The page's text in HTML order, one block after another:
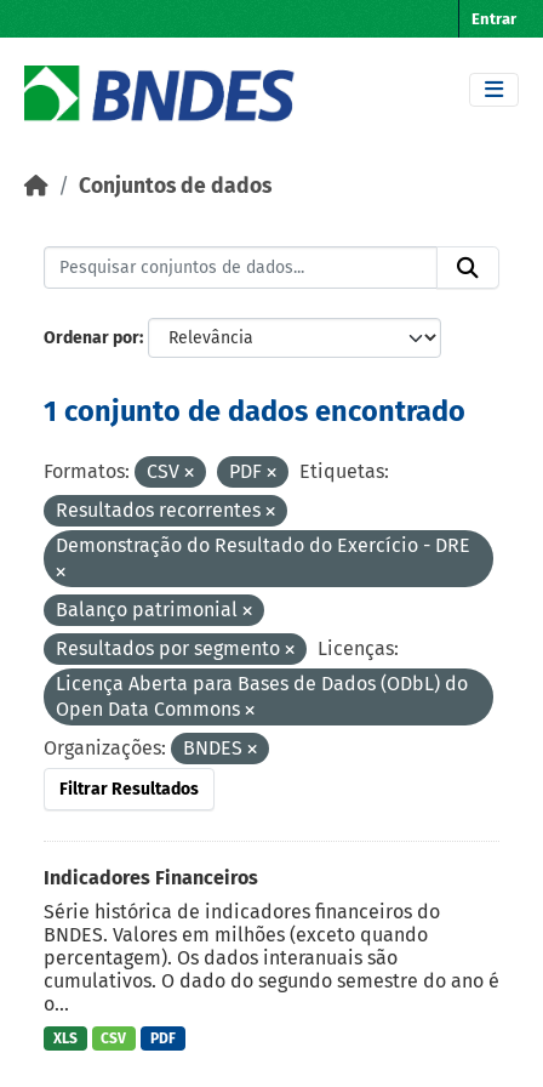
Entrar
Conjuntos de dados
Ordenar por
1 conjunto de dados encontrado
Formatos: CSV PDF
Etiquetas:
Resultados recorrentes
Demonstração do Resultado do Exercício - DRE
Balanço patrimonial
Resultados por segmento
Licenças:
Licença Aberta para Bases de Dados (ODbL) do
Open Data Commons
Organizações:
BNDES
Filtrar Resultados
Indicadores Financeiros
Série histórica de indicadores financeiros do
BNDES. Valores em milhões (exceto quando
percentagem). Os dados interanuais são
cumulativos. O dado do segundo semestre do ano é
o...
XLS CSV PDF